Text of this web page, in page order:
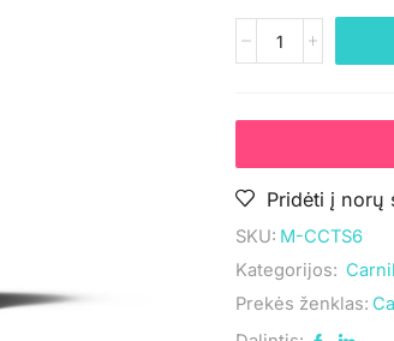
Pridėti į norų
SKU: M-CCTS6
Kategorijos:
Prekės ženklas: